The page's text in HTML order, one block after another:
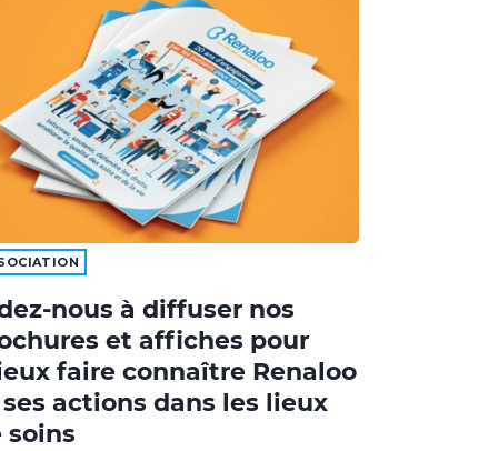
nous à diffuser nos
et affiches pour
faire connaître Renaloo
actions dans les lieux
soins